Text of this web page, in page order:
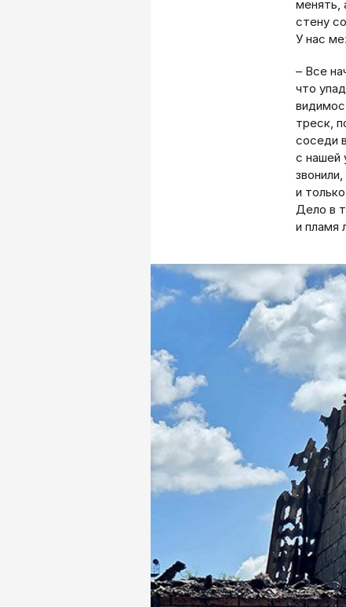
менять,
стену
У нас
– Все
что
треск,
соседи
с нашей
и
Дело в
и пламя